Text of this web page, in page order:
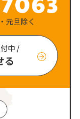
元旦除く
中 /
る